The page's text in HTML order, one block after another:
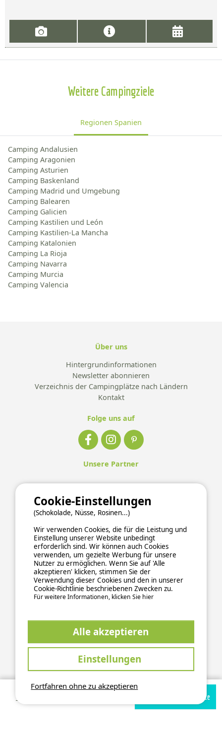
Zur Campingplatz Website
Weitere Campingziele
Regionen Spanien
Camping Andalusien
Camping Aragonien
Camping Asturien
Camping Baskenland
Camping Madrid und Umgebung
Camping Balearen
Camping Galicien
Camping Kastilien und León
Camping Kastilien-La Mancha
Camping Katalonien
Camping La Rioja
Camping Navarra
Camping Murcia
Camping Valencia
Über uns
Hintergrundinformationen
Newsletter abonnieren
Verzeichnis der Campingplätze nach Ländern
Kontakt
Folge uns auf
Unsere Partner
ALLGEMEINE NUTZUNGSBEDINGUNGEN
DATENSCHUTZERKLÄRUNGCOOKIESIMPRESSUM
Sichere und zuverlässige Zahlungsabwicklung
Fortfahren ohne zu akzeptieren
Cookie-Einstellungen
(Schokolade, Nüsse, Rosinen...)
Wir verwenden Cookies, die für die Leistung und
Einstellung unserer Website unbedingt
erforderlich sind. Wir können auch Cookies
verwenden, um gezielte Werbung für unsere
Nutzer zu ermöglichen. Wenn Sie auf 'Alle
akzeptieren' klicken, stimmen Sie der
Verwendung dieser Cookies und den in unserer
Cookie-Richtlinie beschriebenen Zwecken zu.
Für weitere Informationen, klicken Sie hier
Alle akzeptieren
Einstellungen